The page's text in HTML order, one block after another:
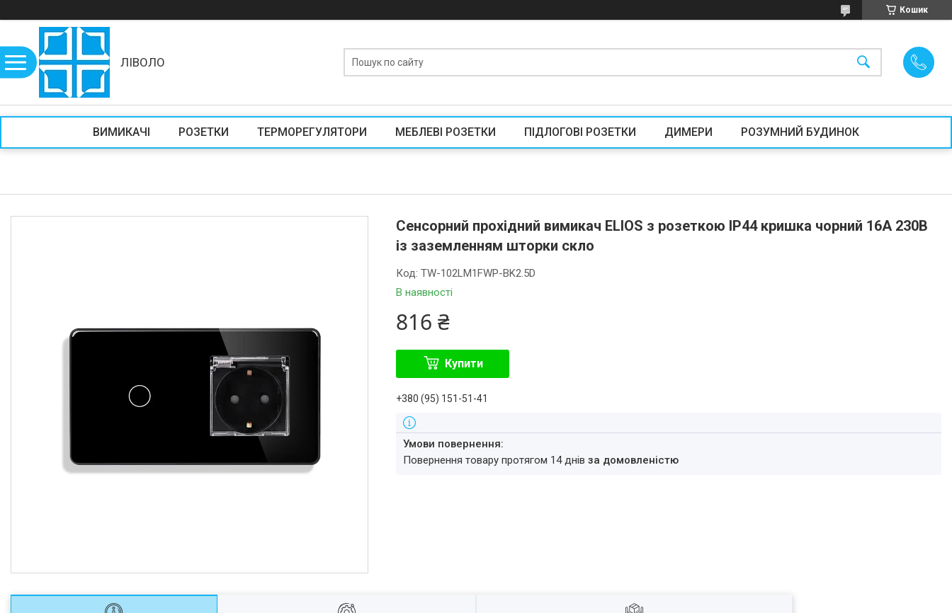
Кошик
ЛІВОЛО
ВИМИКАЧІ РОЗЕТКИ ТЕРМОРЕГУЛЯТОРИ МЕБЛЕВІ РОЗЕТКИ ПІДЛОГОВІ РОЗЕТКИ ДИМЕРИ РОЗУМНИЙ БУДИНОК
Сенсорний прохідний вимикач ELIOS з розеткою IP44 кришка чорний 16А 230В
із заземленням шторки скло
В наявності
Код:TW-102LM1FWP-BK2.5D
816 ₴
Купити
+380 (95) 151-51-41
повернення товару протягом 14 днівза домовленістю